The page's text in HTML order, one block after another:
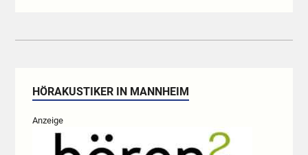
HÖRAKUSTIKER IN MANNHEIM
Anzeige